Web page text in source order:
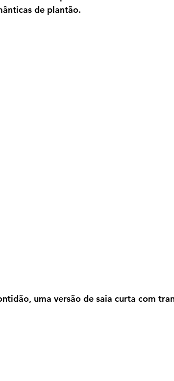
de plantão.
uma versão de saia curta com